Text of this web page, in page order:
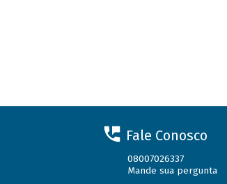
Fale Conosco
08007026337
Mande sua pergunta